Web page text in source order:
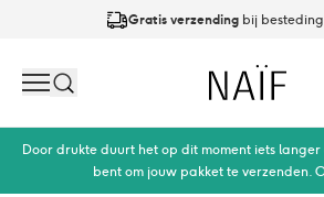
Gratis verzending bij besteding
Search Naïf
Door drukte duurt het op dit moment iets
bent om jouw pakket te verzenden.